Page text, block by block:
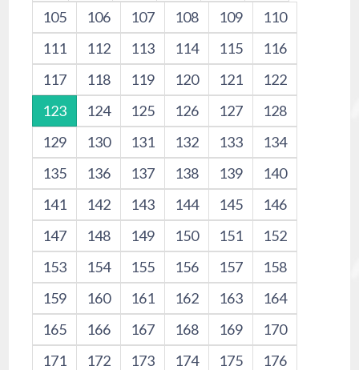
105
106 107 108 109
110
111
112 113 114 115
116
117
118 119 120 121
122
123
124 125 126 127
128
129
130 131 132 133
134
135
136 137 138 139
140
141
142 143 144 145
146
147
148 149 150 151
152
153
154 155 156 157
158
159
160 161 162 163
164
165
166 167 168 169
170
171
172 173 174 175
176